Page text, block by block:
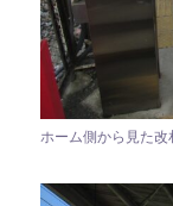
ホーム側から見た